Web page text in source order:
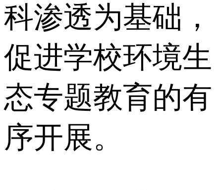
科渗透为基础，
促进学校环境生
态专题教育的有
序开展。